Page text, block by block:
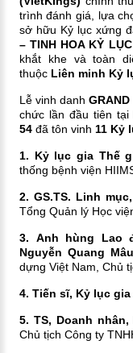
trình đánh giá, lựa
sở hữu Kỷ lục xứng
– TINH HOA KỶ LỤC
khắt khe và toàn
thuộc Liên minh Kỷ
Lễ vinh danhGRAND
chức lần đầu tiên tại
54đã tôn vinh 11 Kỷ
1. Kỷ lục gia Thế
thống bệnh viện
2. GS.TS. Linh
Tổng Quản lý Học
3. Anh hùng Lao
Nguyễn Quang
dựng Việt Nam, Chủ
4. Tiến sĩ, Kỷ lục
5. TS, Doanh
Chủ tịch Công ty